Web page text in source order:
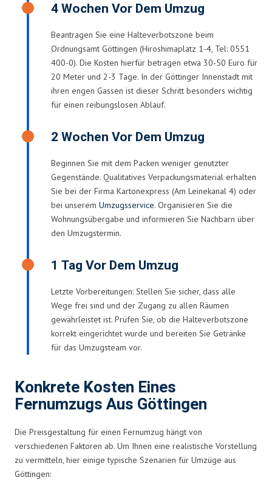
4 Wochen Vor Dem Umzug
Beantragen Sie eine Halteverbotszone beim
Ordnungsamt Göttingen (Hiroshimaplatz 1-4, Tel: 0551
400-0). Die Kosten hierfür betragen etwa 30-50 Euro für
20 Meter und 2-3 Tage. In der Göttinger Innenstadt mit
ihren engen Gassen ist dieser Schritt besonders wichtig
für einen reibungslosen Ablauf.
2 Wochen Vor Dem Umzug
Beginnen Sie mit dem Packen weniger genutzter
Gegenstände. Qualitatives Verpackungsmaterial erhalten
Sie bei der Firma Kartonexpress (Am Leinekanal 4) oder
bei unserem Umzugsservice. Organisieren Sie die
Wohnungsübergabe und informieren Sie Nachbarn über
den Umzugstermin.
1 Tag Vor Dem Umzug
Letzte Vorbereitungen: Stellen Sie sicher, dass alle
Wege frei sind und der Zugang zu allen Räumen
gewährleistet ist. Prüfen Sie, ob die Halteverbotszone
korrekt eingerichtet wurde und bereiten Sie Getränke
für das Umzugsteam vor.
Konkrete Kosten Eines
Fernumzugs Aus Göttingen
Die Preisgestaltung für einen Fernumzug hängt von
verschiedenen Faktoren ab. Um Ihnen eine realistische Vorstellung
zu vermitteln, hier einige typische Szenarien für Umzüge aus
Göttingen: